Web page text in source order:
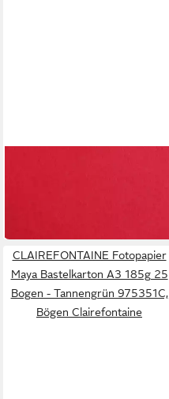
CLAIREFONTAINE Fotopapier
Maya Bastelkarton A3 185g 25
Bogen - Tannengrün 975351C,
Bögen Clairefontaine